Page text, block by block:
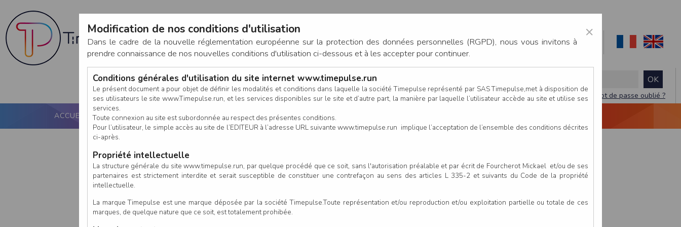
CONNEXION
Mot de passe oublié ?
ACCUEIL PUCE ACTIVE NOS SERVICES CALENDRIER RÉSULTATS
×
Modification de nos conditions d'utilisation
Dans le cadre de la nouvelle réglementation européenne sur la protection des données personnelles (RGPD), nous vous invitons à
prendre connaissance de nos nouvelles conditions d'utilisation ci-dessous et à les accepter pour continuer.
Conditions générales d'utilisation du site internet www.timepulse.run
Le présent document a pour objet de définir les modalités et conditions dans laquelle la société Timepulse représenté par SAS Timepulse,met à disposition de
ses utilisateurs le site www.Timepulse.run, et les services disponibles sur le site et d’autre part, la manière par laquelle l’utilisateur accède au site et utilise ses
services.
Toute connexion au site est subordonnée au respect des présentes conditions.
Pour l’utilisateur, le simple accès au site de l’EDITEUR à l’adresse URL suivante www.timepulse.run implique l’acceptation de l’ensemble des conditions décrites
ci-après.
Propriété intellectuelle
La structure générale du site www.timepulse.run, par quelque procédé que ce soit, sans l'autorisation préalable et par écrit de Fourcherot Mickael et/ou de ses
partenaires est strictement interdite et serait susceptible de constituer une contrefaçon au sens des articles L 335-2 et suivants du Code de la propriété
intellectuelle.
La marque Timepulse est une marque déposée par la société Timepulse.Toute représentation et/ou reproduction et/ou exploitation partielle ou totale de ces
marques, de quelque nature que ce soit, est totalement prohibée.